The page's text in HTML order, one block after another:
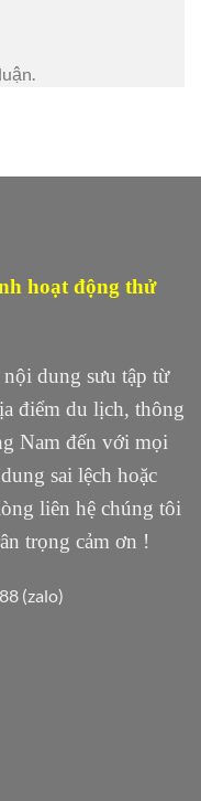
hoạt động thử
dung sưu tập từ
điểm du lịch, thông
Nam đến với mọi
sai lệch hoặc
liên hệ chúng tôi
trọng cảm ơn !
(zalo)